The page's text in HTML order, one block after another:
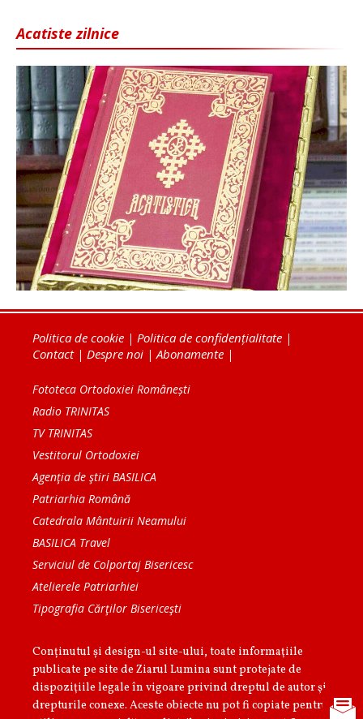
Acatiste zilnice
Politica de cookie | Politica de confidențialitate |
Contact| Despre noi |Abonamente |
Fototeca Ortodoxiei Românești
Radio TRINITAS
TV TRINITAS
Vestitorul Ortodoxiei
Agenţia de ştiri BASILICA
Patriarhia Română
Catedrala Mântuirii Neamului
BASILICA Travel
Serviciul de Colportaj Bisericesc
Atelierele Patriarhiei
Tipografia Cărţilor Bisericeşti
Conținutul și design-ul site-ului, toate informaţiile
publicate pe site de Ziarul Lumina sunt protejate de
dispoziţiile legale în vigoare privind dreptul de autor şi
drepturile conexe. Aceste obiecte nu pot fi copiate pentru